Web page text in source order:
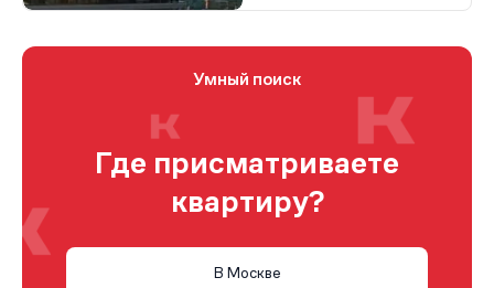
Умный поиск
Где присматриваете
квартиру?
В Москве